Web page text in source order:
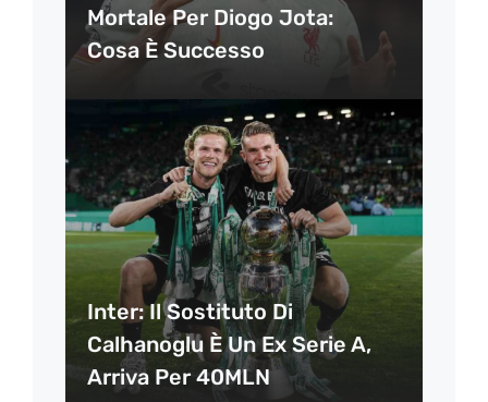
Mortale Per Diogo Jota:
Cosa È Successo
Inter: Il Sostituto Di
Calhanoglu È Un Ex Serie A,
Arriva Per 40MLN